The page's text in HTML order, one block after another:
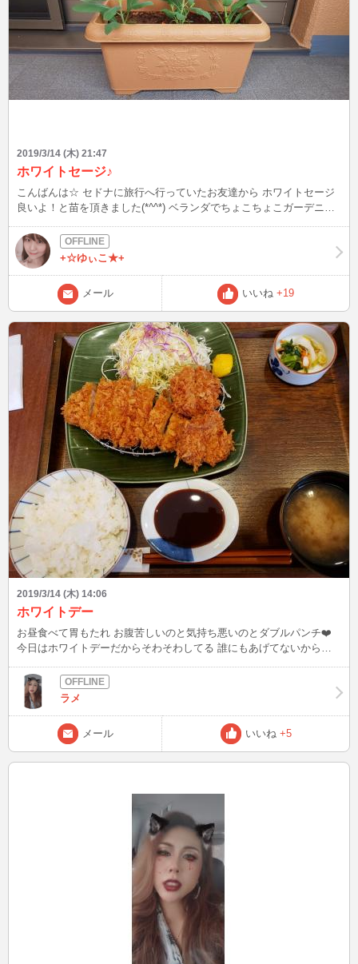
2019/3/14 (木) 21:47
ホワイトセージ♪
こんばんは☆ セドナに旅行へ行っていたお友達から ホワイトセージ
良いよ！と苗を頂きました(*^^*) ベランダでちょこちょこガーデニン
+☆ゆぃこ★+
メール いいね +19
2019/3/14 (木) 14:06
ホワイトデー
お昼食べて胃もたれ お腹苦しいのと気持ち悪いのとダブルパンチ❤️
今日はホワイトデーだからそわそわしてる 誰にもあげてないから何
ってきます 会えるか分からないけど会えますように。。。 また書く
よん❤️
ラメ
メール いいね +5